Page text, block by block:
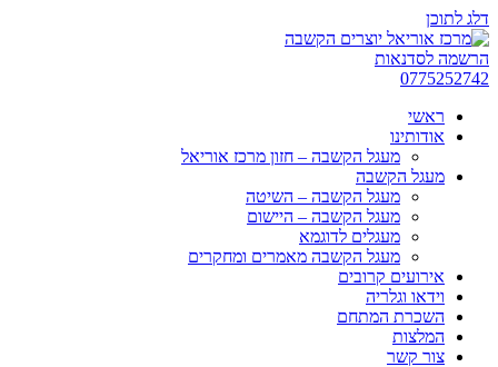
דלג לתוכן
הרשמה לסדנאות
0775252742
ראשי
אודותינו
מעגל הקשבה – חזון מרכז אוריאל
מעגל הקשבה
מעגל הקשבה – השיטה
מעגל הקשבה – היישום
מעגלים לדוגמא
מעגל הקשבה מאמרים ומחקרים
אירועים קרובים
וידאו וגלריה
השכרת המתחם
המלצות
צור קשר